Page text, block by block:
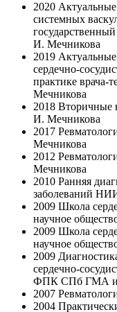
2020
системных
И. Мечникова
2019
сердечно-
практике
Мечникова
2018
И. Мечникова
2017
Мечникова
2012
Мечникова
2010 Ранняя
заболеваний
2009 Школа
научное
2009 Школа
научное
2009
сердечно-
ФПК СПб ГМА
2007
2004